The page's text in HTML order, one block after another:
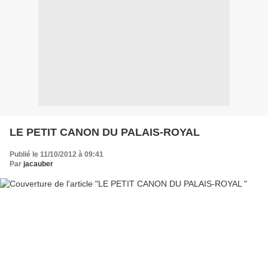
LE PETIT CANON DU PALAIS-ROYAL
Publié le 11/10/2012 à 09:41
Par jacauber